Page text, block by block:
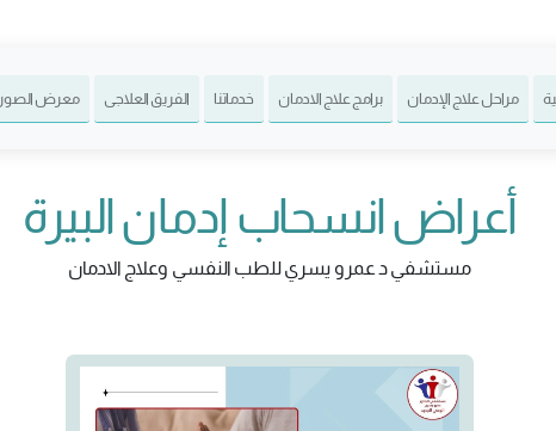
مراحل علاج الإدمان برامج علاج الادمان خدماتنا الفريق العلاجى معرض الصور
أعراض انسحاب إدمان البيرة
مستشفي د عمرو يسري للطب النفسي وعلاج الادمان